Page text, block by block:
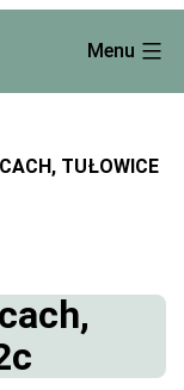
Menu
TUŁOWICE